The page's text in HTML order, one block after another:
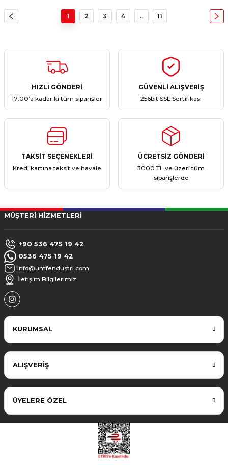
1 2 3 4 .. 11
HIZLI GÖNDERİ
17:00’a kadar ki tüm siparişler
GÜVENLİ ALIŞVERİŞ
256bit SSL Sertifikası
TAKSİT SEÇENEKLERİ
Kredi kartına taksit ve havale
ÜCRETSİZ GÖNDERİ
3000 TL ve üzeri tüm
siparişlerde
MÜŞTERİ HİZMETLERİ
+90 536 475 19 42
0536 475 19 42
info@umfendustri.com
İletişim Bilgilerimiz
KURUMSAL
ALIŞVERİŞ
ÜYELERE ÖZEL